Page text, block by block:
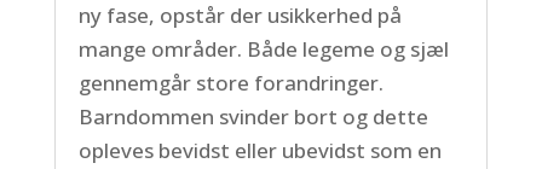
ny fase, opstår der usikkerhed på
mange områder. Både legeme og sjæl
gennemgår store forandringer.
Barndommen svinder bort og dette
opleves bevidst eller ubevidst som en